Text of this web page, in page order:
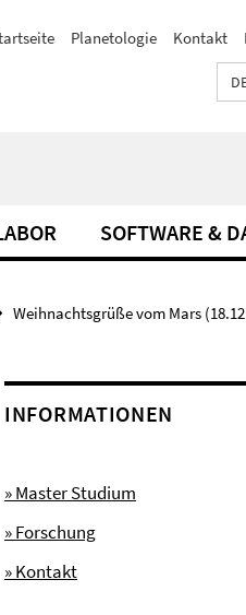
Planetologie Kontakt
SOFTWARE &
Weihnachtsgrüße vom Mars
INFORMATIONEN
» Master Studium
» Forschung
» Kontakt